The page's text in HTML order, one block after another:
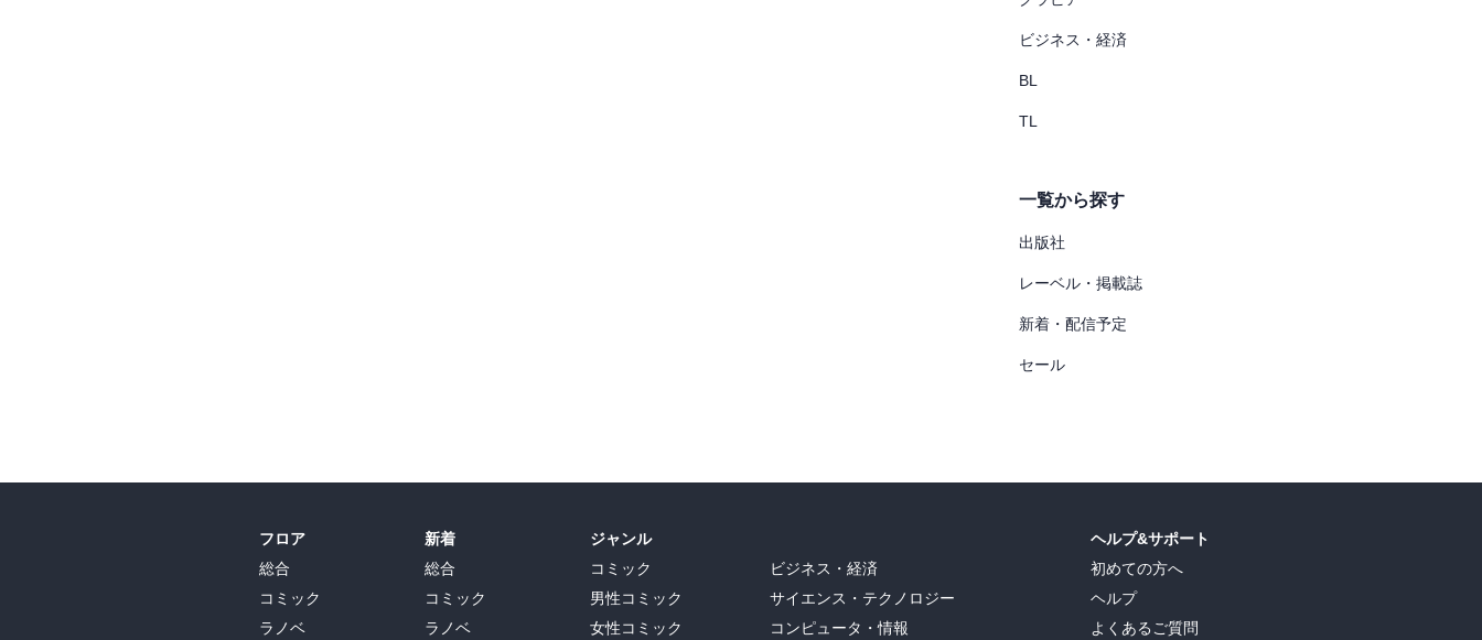
ビジネス・経済
BL
TL
一覧から探す
出版社
レーベル・掲載誌
新着・配信予定
セール
フロア
総合
コミック
ラノベ
新着
総合
コミック
ラノベ
ジャンル
コミック
男性コミック
女性コミック
ビジネス・経済
サイエンス・テクノロジー
コンピュータ・情報
ヘルプ&サポート
初めての方へ
ヘルプ
よくあるご質問